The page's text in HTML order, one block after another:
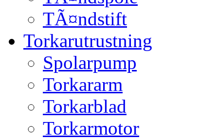
TÃ¤ndstift
Torkarutrustning
Spolarpump
Torkararm
Torkarblad
Torkarmotor